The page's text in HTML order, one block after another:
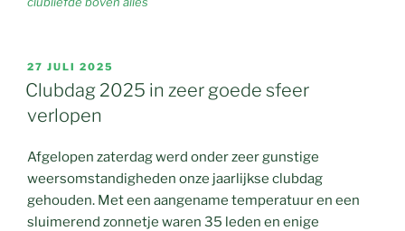
GEPLAATST
OP
27 JULI 2025
Clubdag 2025 in zeer goede sfeer
verlopen
Afgelopen zaterdag werd onder zeer gunstige
weersomstandigheden onze jaarlijkse clubdag
gehouden. Met een aangename temperatuur en een
sluimerend zonnetje waren 35 leden en enige